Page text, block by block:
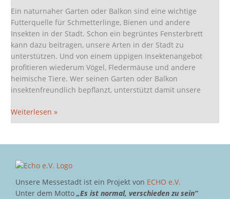
Ein naturnaher Garten oder Balkon sind eine wichtige
Futterquelle für Schmetterlinge, Bienen und andere
Insekten in der Stadt. Schon ein begrüntes Fensterbrett
kann dazu beitragen, unsere Arten in der Stadt zu
unterstützen. Und von einem üppigen Insektenangebot
profitieren wiederum Vögel, Fledermäuse und andere
heimische Tiere. Wer seinen Garten oder Balkon
insektenfreundlich bepflanzt, unterstützt damit unsere
Mai
in
der
Grünwerkstatt
Weiterlesen »
Unsere Messestadt ist ein Projekt von ECHO e.V.
Unter dem Motto „Es ist normal, verschieden zu sein“